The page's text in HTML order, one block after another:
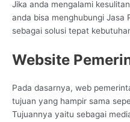
Jika anda mengalami
anda bisa menghubungi Jasa
sebagai solusi tepat
Website
Pada dasarnya, web
tujuan yang hampir sama
Tujuannya yaitu sebagai